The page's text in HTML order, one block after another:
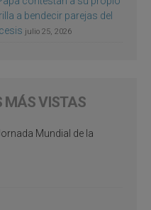
a bendecir parejas del
julio 25, 2026
MÁS VISTAS
Mundial de la